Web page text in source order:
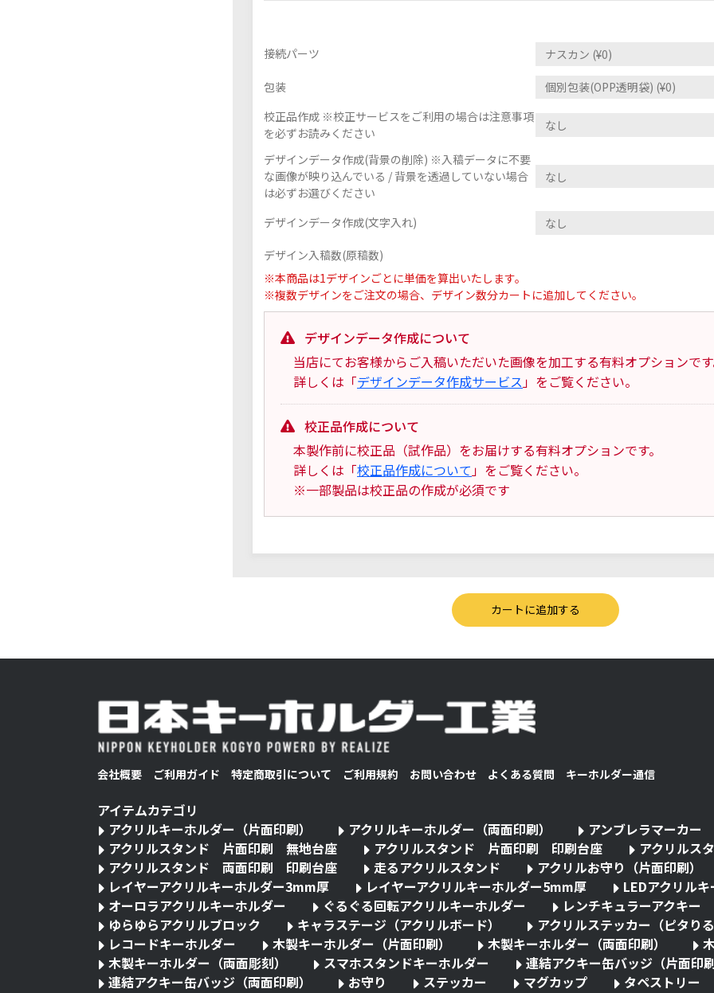
接続パーツ
包装
校正品作成 ※校正サービスをご利用の場合は注意事項
を必ずお読みください
デザインデータ作成(背景の削除) ※入稿データに不要
な画像が映り込んでいる / 背景を透過していない場合
は必ずお選びください
デザインデータ作成(文字入れ)
デザイン入稿数(原稿数)
※本商品は1デザインごとに単価を算出いたします。
※複数デザインをご注文の場合、デザイン数分カートに追加してください。
デザインデータ作成について
当店にてお客様からご入稿いただいた画像を加工する有料オプションで
詳しくは「デザインデータ作成サービス 」をご覧ください。
校正品作成について
本製作前に校正品（試作品）をお届けする有料オプションです。
詳しくは「校正品作成について 」をご覧ください。
※一部製品は校正品の作成が必須です
会社概要 ご利用ガイド 特定商取引について ご利用規約 お問い合わせ よくある質問 キーホルダー通信
アイテムカテゴリ
アクリルキーホルダー（片面印刷）
アクリルキーホルダー（両面印刷）
アンブレラマーカー
アクリルスタンド 片面印刷 無地台座
アクリルスタンド 片面印刷 印刷台座
アクリル
アクリルスタンド 両面印刷 印刷台座
走るアクリルスタンド
アクリルお守り（片面印刷）
レイヤーアクリルキーホルダー3mm厚
レイヤーアクリルキーホルダー5mm厚
LEDアクリル
オーロラアクリルキーホルダー
ぐるぐる回転アクリルキーホルダー
レンチキュラーアクキー
ゆらゆらアクリルブロック
キャラステージ（アクリルボード）
アクリルステッカー（ピタり
レコードキーホルダー
木製キーホルダー（片面印刷） 木製キーホルダー（両面印刷）
木製キーホルダー（両面彫刻）
スマホスタンドキーホルダー
連結アクキー缶バッジ（片面印
連結アクキー缶バッジ（両面印刷）
お守り ステッカー マグカップ
タペストリー